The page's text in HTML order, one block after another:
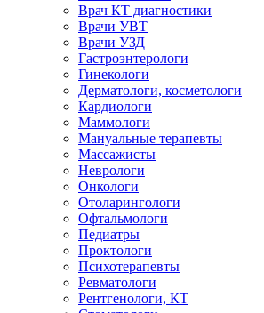
Врач КТ диагностики
Врачи УВТ
Врачи УЗД
Гастроэнтерологи
Гинекологи
Дерматологи, косметологи
Кардиологи
Маммологи
Мануальные терапевты
Массажисты
Неврологи
Онкологи
Отоларингологи
Офтальмологи
Педиатры
Проктологи
Психотерапевты
Ревматологи
Рентгенологи, КТ